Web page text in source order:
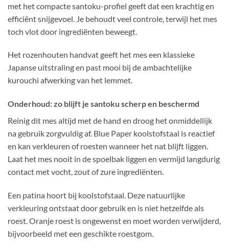
met het compacte santoku-profiel geeft dat een krachtig en
efficiënt snijgevoel. Je behoudt veel controle, terwijl het mes
toch vlot door ingrediënten beweegt.
Het rozenhouten handvat geeft het mes een klassieke
Japanse uitstraling en past mooi bij de ambachtelijke
kurouchi afwerking van het lemmet.
Onderhoud: zo blijft je santoku scherp en beschermd
Reinig dit mes altijd met de hand en droog het onmiddellijk
na gebruik zorgvuldig af. Blue Paper koolstofstaal is reactief
en kan verkleuren of roesten wanneer het nat blijft liggen.
Laat het mes nooit in de spoelbak liggen en vermijd langdurig
contact met vocht, zout of zure ingrediënten.
Een patina hoort bij koolstofstaal. Deze natuurlijke
verkleuring ontstaat door gebruik en is niet hetzelfde als
roest. Oranje roest is ongewenst en moet worden verwijderd,
bijvoorbeeld met een geschikte roestgom.